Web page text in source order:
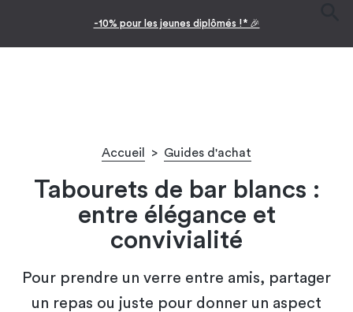
-10% pour les jeunes diplômés !* 🎉
Accueil > Guides d'achat
Tabourets de bar blancs :
entre élégance et
convivialité
Pour prendre un verre entre amis, partager
un repas ou juste pour donner un aspect